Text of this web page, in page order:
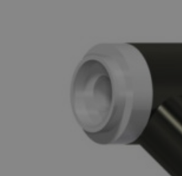
Google Privacy Policy